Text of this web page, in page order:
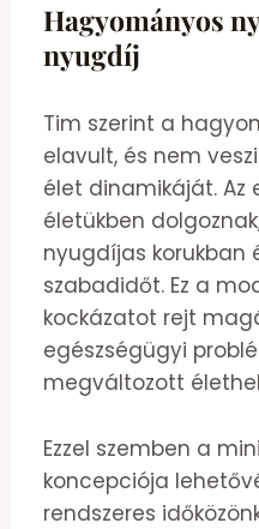
Hagyományos
nyugdíj
Tim szerint a
elavult, és nem
élet dinamikáját. Az
életükben
nyugdíjas korukban
szabadidőt. Ez a
kockázatot rejt
egészségügyi
megváltozott
Ezzel szemben a
koncepciója
rendszeres